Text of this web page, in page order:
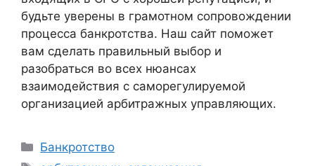
будьте уверены в грамотном сопровождении
процесса банкротства. Наш сайт поможет
вам сделать правильный выбор и
разобраться во всех нюансах
взаимодействия с саморегулируемой
организацией арбитражных управляющих.
Рубрики
Банкротство